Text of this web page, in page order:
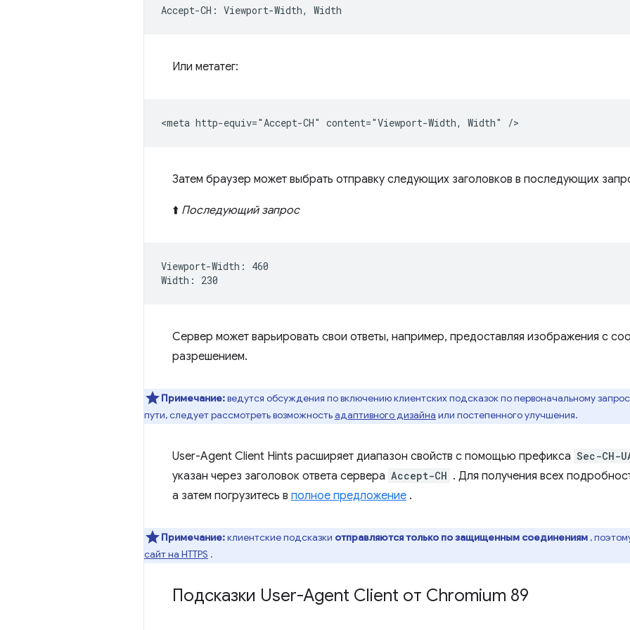
Или метатег:
Затем браузер может выбрать отправку следующих заголовков в последующих
⬆️ Последующий запрос
Viewport-Width: 460
Сервер может варьировать свои ответы, например, предоставляя изображения с
разрешением.
Примечание:ведутся обсуждения по включению клиентских подсказок по первоначальному
пути, следует рассмотреть возможностьадаптивного дизайна или постепенного улучшения.
User-Agent Client Hints расширяет диапазон свойств с помощью префикса Sec-CH-
указан через заголовок ответа сервера Accept-CH . Для получения всех
а затем погрузитесь в полное предложение .
Примечание:клиентские подсказки отправляются только по защищенным соединениям ,
сайт на HTTPS .
Подсказки User-Agent Client от Chromium 89